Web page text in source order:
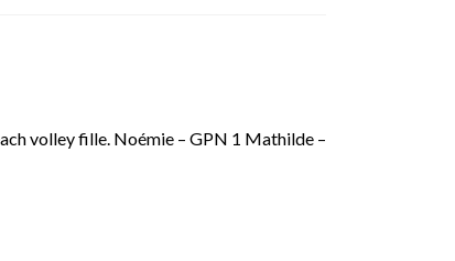
volley fille. Noémie – GPN 1 Mathilde –